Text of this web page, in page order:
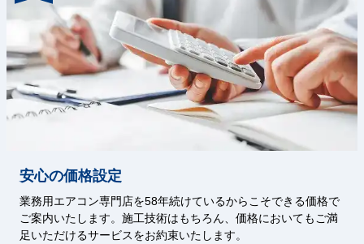
安心の価格設定
業務用エアコン専門店を58年続けているからこそできる価格で
ご案内いたします。施工技術はもちろん、価格においてもご満
足いただけるサービスをお約束いたします。